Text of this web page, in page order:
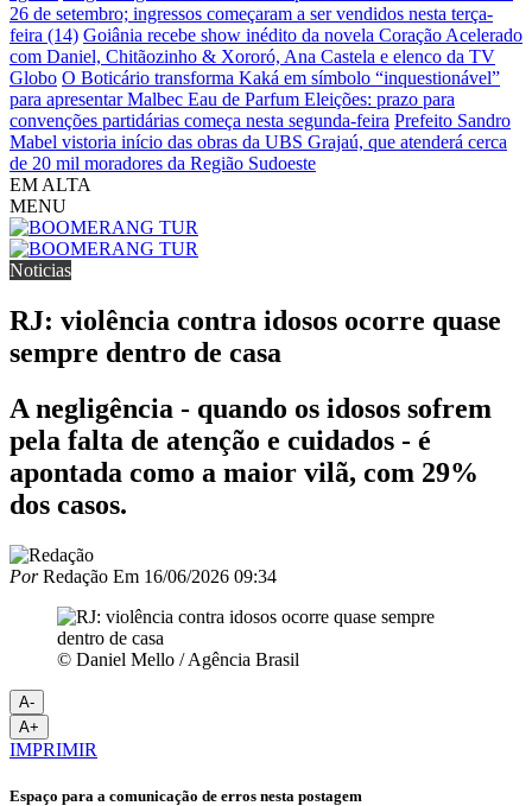
26 de setembro; ingressos começaram a ser vendidos nesta terça-
feira (14) Goiânia recebe show inédito da novela Coração Acelerado
com Daniel, Chitãozinho & Xororó, Ana Castela e elenco da TV
Globo O Boticário transforma Kaká em símbolo “inquestionável”
para apresentar Malbec Eau de Parfum Eleições: prazo para
convenções partidárias começa nesta segunda-feira Prefeito Sandro
Mabel vistoria início das obras da UBS Grajaú, que atenderá cerca
de 20 mil moradores da Região Sudoeste
EM ALTA
MENU
Noticias
RJ: violência contra idosos ocorre quase
sempre dentro de casa
A negligência - quando os idosos sofrem
pela falta de atenção e cuidados - é
apontada como a maior vilã, com 29%
dos casos.
PorRedação Em 16/06/2026 09:34
© Daniel Mello / Agência Brasil
A-
A+
IMPRIMIR
Espaço para a comunicação de erros nesta postagem